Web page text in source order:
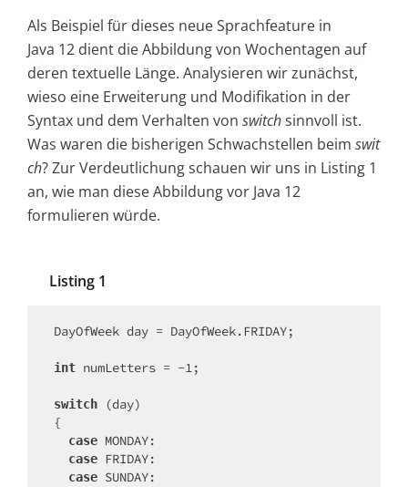
Als Beispiel für dieses neue Sprachfeature in
Java 12 dient die Abbildung von Wochentagen auf
deren textuelle Länge. Analysieren wir zunächst,
wieso eine Erweiterung und Modifikation in der
Syntax und dem Verhalten von switchsinnvoll ist.
Was waren die bisherigen Schwachstellen beim swit
ch? Zur Verdeutlichung schauen wir uns in Listing 1
an, wie man diese Abbildung vor Java 12
formulieren würde.
Listing 1
DayOfWeek day = DayOfWeek.FRIDAY;
int numLetters = -1;
switch (day)
  case
  case
  case
SUNDAY: